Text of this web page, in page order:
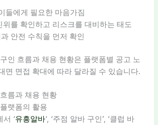
들에게 필요한 마음가짐
위를 확인하고 리스크를 대비하는 태도
안전 수칙을 먼저 확인
인 흐름과 채용 현황은 플랫폼별 공고 노
면 면접 확대에 따라 달라질 수 있습니다.
름과 채용 현황
랫폼의 활용
‘유흥알바‘, ‘주점 알바 구인’, ‘클럽 바